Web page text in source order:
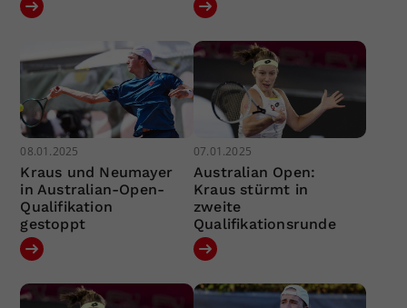
08.01.2025
Kraus und Neumayer
in Australian-Open-
Qualifikation
gestoppt
07.01.2025
Australian Open:
Kraus stürmt in
zweite
Qualifikationsrunde